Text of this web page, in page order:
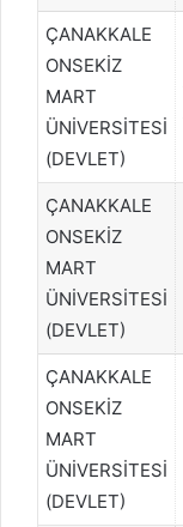
ÇANAKKALE
ONSEKİZ
MART
ÜNİVERSİTESİ
(DEVLET)
ÇANAKKALE
ONSEKİZ
MART
ÜNİVERSİTESİ
(DEVLET)
ÇANAKKALE
ONSEKİZ
MART
ÜNİVERSİTESİ
(DEVLET)